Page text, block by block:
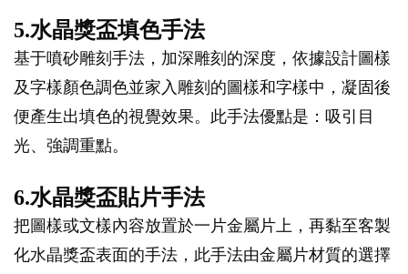
5.水晶獎盃填色手法
基于噴砂雕刻手法，加深雕刻的深度，依據設計圖樣
及字樣顏色調色並家入雕刻的圖樣和字樣中，凝固後
便產生出填色的視覺效果。此手法優點是：吸引目
光、強調重點。
6.水晶獎盃貼片手法
把圖樣或文樣內容放置於一片金屬片上，再黏至客製
化水晶獎盃表面的手法，此手法由金屬片材質的選擇